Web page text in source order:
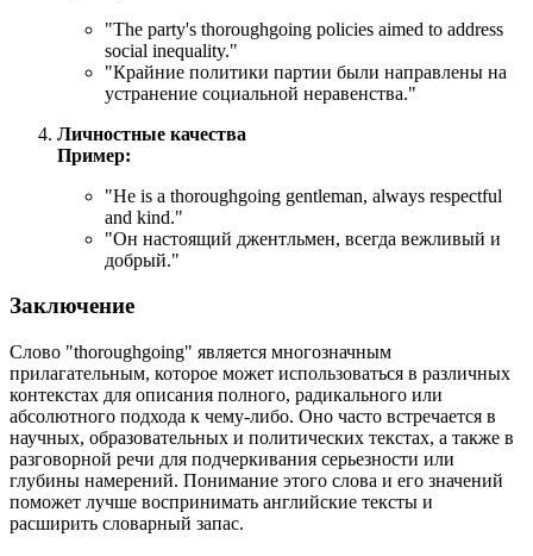
"The party's thoroughgoing policies aimed to address
social inequality."
"Крайние политики партии были направлены на
устранение социальной неравенства."
Личностные качества
Пример:
"He is a thoroughgoing gentleman, always respectful
and kind."
"Он настоящий джентльмен, всегда вежливый и
добрый."
Заключение
Слово "thoroughgoing" является многозначным
прилагательным, которое может использоваться в различных
контекстах для описания полного, радикального или
абсолютного подхода к чему-либо. Оно часто встречается в
научных, образовательных и политических текстах, а также в
разговорной речи для подчеркивания серьезности или
глубины намерений. Понимание этого слова и его значений
поможет лучше воспринимать английские тексты и
расширить словарный запас.